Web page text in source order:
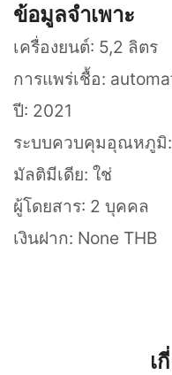
ข้อมูลจำเพาะ
เครื่องยนต์: 5,2 ลิตร
การแพร่เชื้อ:
ปี: 2021
ระบบควบคุมอุณหภูมิ
มัลติมีเดีย: ใช่
ผู้โดยสาร: 2 บุคคล
เงินฝาก: None THB
เ